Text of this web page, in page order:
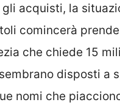
acquisti, la
comincerà
che chiede 15
disposti a
nomi che